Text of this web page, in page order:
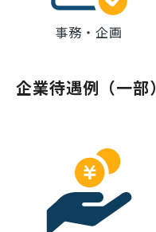
事務・企画
企業待遇例（一部）